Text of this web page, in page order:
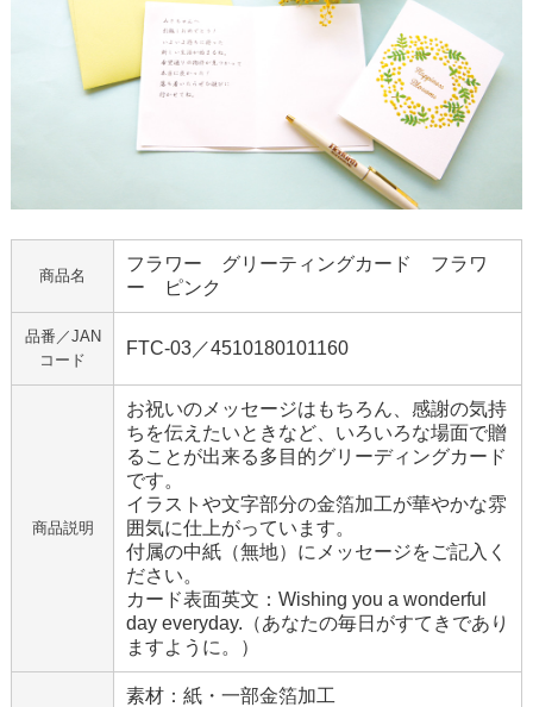
商品名
フラワー グリーティングカード フラワ
ー ピンク
品番／JAN
コード
FTC-03／4510180101160
商品説明
お祝いのメッセージはもちろん、感謝の気持
ちを伝えたいときなど、いろいろな場面で贈
ることが出来る多目的グリーディングカード
です。
イラストや文字部分の金箔加工が華やかな雰
囲気に仕上がっています。
付属の中紙（無地）にメッセージをご記入く
ださい。
カード表面英文：Wishing you a wonderful
day everyday.（あなたの毎日がすてきであり
ますように。）
素材：紙・一部金箔加工